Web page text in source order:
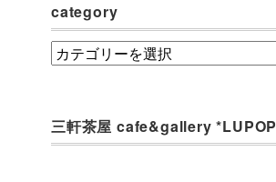
category
category
三軒茶屋 cafe&gallery